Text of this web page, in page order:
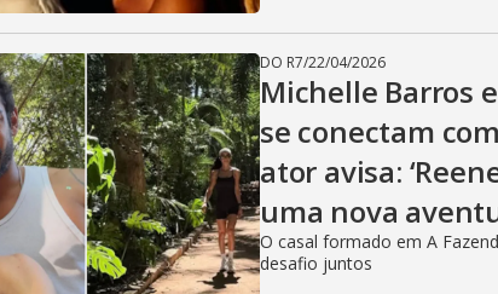
DO R7/22/04/2026
Michelle Barros
se conectam
ator avisa:
uma nova
O casal formado em A
desafio juntos